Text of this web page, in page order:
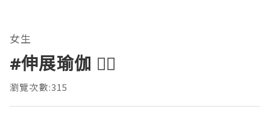
女生
#伸展瑜伽 🧘‍♂️
瀏覽次數:315